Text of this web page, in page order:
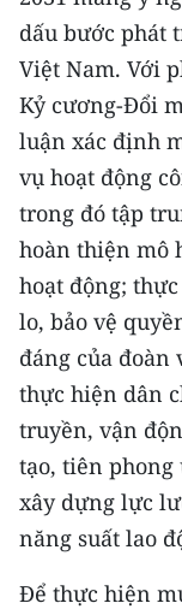
dấu bước phát
Việt Nam. Với
Kỷ cương-Đổi
luận xác định
vụ hoạt động
trong đó tập
hoàn thiện mô
hoạt động;
lo, bảo vệ
đáng của
thực hiện dân
truyền, vận
tạo, tiên phong
xây dựng lực
năng suất lao
Để thực hiện